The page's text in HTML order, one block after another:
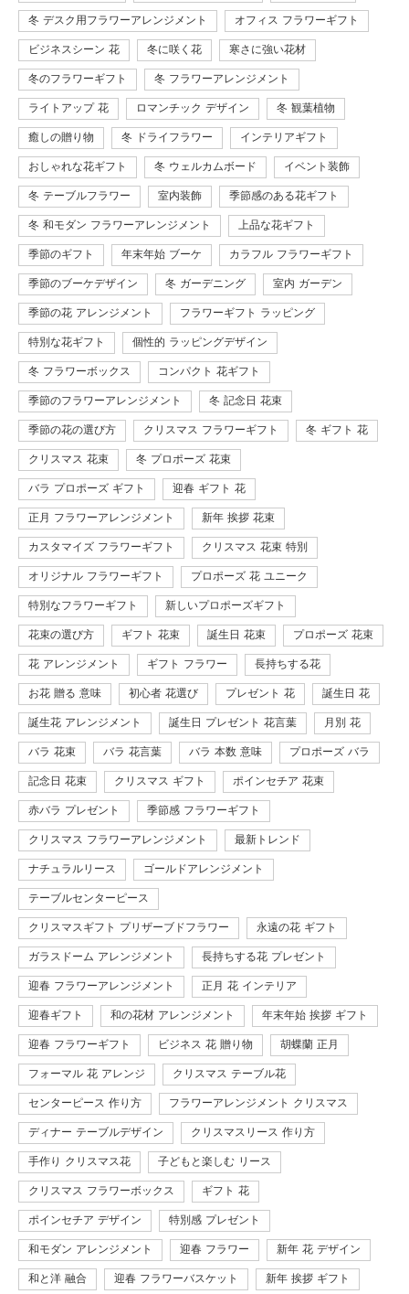
冬 デスク用フラワーアレンジメント オフィス フラワーギフト
ビジネスシーン 花 冬に咲く花 寒さに強い花材
冬のフラワーギフト 冬 フラワーアレンジメント
ライトアップ 花 ロマンチック デザイン 冬 観葉植物
癒しの贈り物 冬 ドライフラワー インテリアギフト
おしゃれな花ギフト 冬 ウェルカムボード イベント装飾
冬 テーブルフラワー 室内装飾 季節感のある花ギフト
冬 和モダン フラワーアレンジメント 上品な花ギフト
季節のギフト 年末年始 ブーケ カラフル フラワーギフト
季節のブーケデザイン 冬 ガーデニング 室内 ガーデン
季節の花 アレンジメント フラワーギフト ラッピング
特別な花ギフト 個性的 ラッピングデザイン
冬 フラワーボックス コンパクト 花ギフト
季節のフラワーアレンジメント 冬 記念日 花束
季節の花の選び方 クリスマス フラワーギフト 冬 ギフト 花
クリスマス 花束 冬 プロポーズ 花束
バラ プロポーズ ギフト 迎春 ギフト 花
正月 フラワーアレンジメント 新年 挨拶 花束
カスタマイズ フラワーギフト クリスマス 花束 特別
オリジナル フラワーギフト プロポーズ 花 ユニーク
特別なフラワーギフト 新しいプロポーズギフト
花束の選び方 ギフト 花束 誕生日 花束 プロポーズ 花束
花 アレンジメント ギフト フラワー 長持ちする花
お花 贈る 意味 初心者 花選び プレゼント 花 誕生日 花
誕生花 アレンジメント 誕生日 プレゼント 花言葉 月別 花
バラ 花束 バラ 花言葉 バラ 本数 意味 プロポーズ バラ
記念日 花束 クリスマス ギフト ポインセチア 花束
赤バラ プレゼント 季節感 フラワーギフト
クリスマス フラワーアレンジメント 最新トレンド
ナチュラルリース ゴールドアレンジメント
テーブルセンターピース
クリスマスギフト プリザーブドフラワー 永遠の花 ギフト
ガラスドーム アレンジメント 長持ちする花 プレゼント
迎春 フラワーアレンジメント 正月 花 インテリア
迎春ギフト 和の花材 アレンジメント 年末年始 挨拶 ギフト
迎春 フラワーギフト ビジネス 花 贈り物 胡蝶蘭 正月
フォーマル 花 アレンジ クリスマス テーブル花
センターピース 作り方 フラワーアレンジメント クリスマス
ディナー テーブルデザイン クリスマスリース 作り方
手作り クリスマス花 子どもと楽しむ リース
クリスマス フラワーボックス ギフト 花
ポインセチア デザイン 特別感 プレゼント
和モダン アレンジメント 迎春 フラワー 新年 花 デザイン
和と洋 融合 迎春 フラワーバスケット 新年 挨拶 ギフト